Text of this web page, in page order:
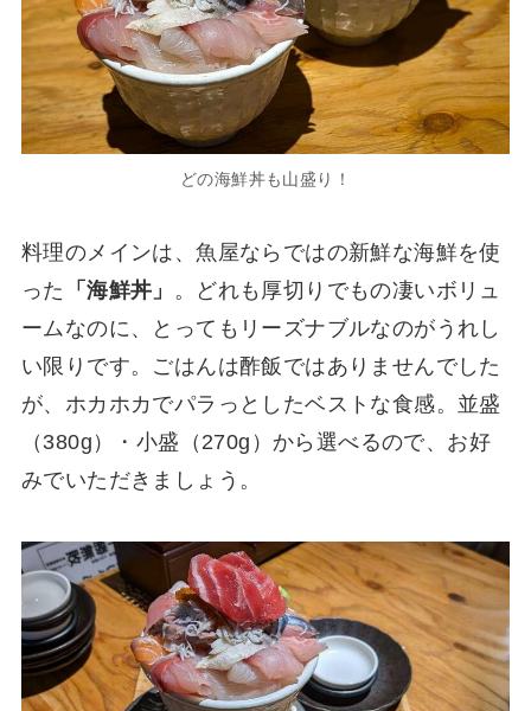
どの海鮮丼も山盛り！
料理のメインは、魚屋ならではの新鮮な海鮮を使
った
「海鮮丼」 。どれも厚切りでもの凄いボリュ
ームなのに、とってもリーズナブルなのがうれし
い限りです。ごはんは酢飯ではありませんでした
が、ホカホカでパラっとしたベストな食感。並盛
（380g）・小盛（270g）から選べるので、お好
みでいただきましょう。